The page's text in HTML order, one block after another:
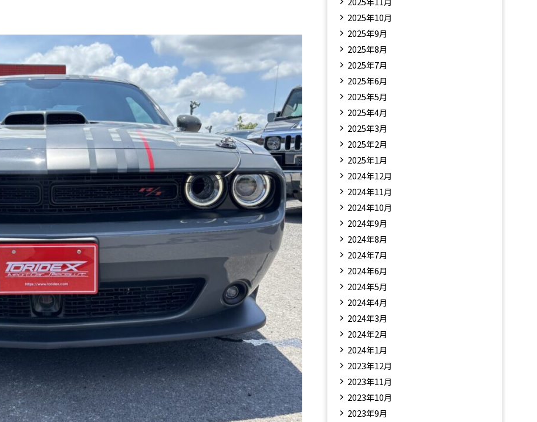
2025年10月
2025年9月
2025年8月
2025年7月
2025年6月
2025年5月
2025年4月
2025年3月
2025年2月
2025年1月
2024年12月
2024年11月
2024年10月
2024年9月
2024年8月
2024年7月
2024年6月
2024年5月
2024年4月
2024年3月
2024年2月
2024年1月
2023年12月
2023年11月
2023年10月
2023年9月